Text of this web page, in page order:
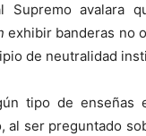
Supremo avalara
exhibir banderas no
de neutralidad
tipo de enseñas
al ser preguntado